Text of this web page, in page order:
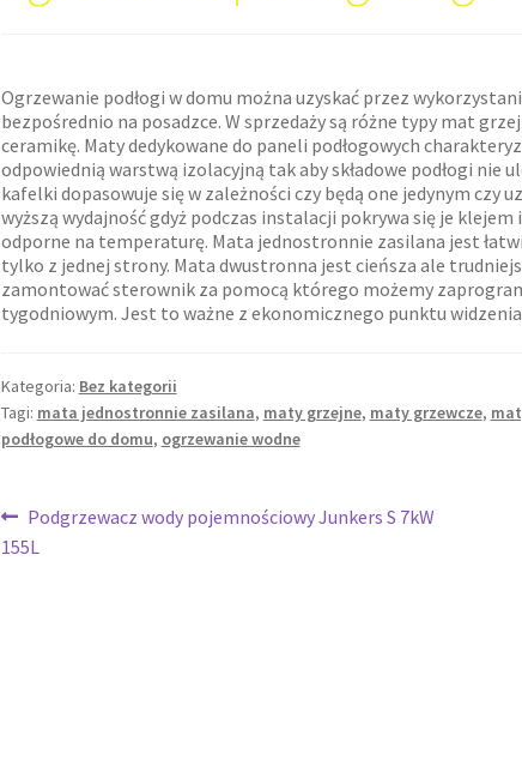
Ogrzewanie podłogi w domu można uzyskać przez
bezpośrednio na posadzce. W sprzedaży są różne typy mat
ceramikę. Maty dedykowane do paneli podłogowych
odpowiednią warstwą izolacyjną tak aby składowe podłogi nie
kafelki dopasowuje się w zależności czy będą one jedynym czy
wyższą wydajność gdyż podczas instalacji pokrywa się je
odporne na temperaturę. Mata jednostronnie zasilana jest
tylko z jednej strony. Mata dwustronna jest cieńsza ale
zamontować sterownik za pomocą którego możemy
tygodniowym. Jest to ważne z ekonomicznego punktu
Kategoria: Bez kategorii
Tagi: mata jednostronnie zasilana, maty grzejne, maty grzewcze,
podłogowe do domu, ogrzewanie wodne
Nawigacja
wpisu
Poprzedni
wpis:
Podgrzewacz wody pojemnościowy Junkers S 7kW
155L